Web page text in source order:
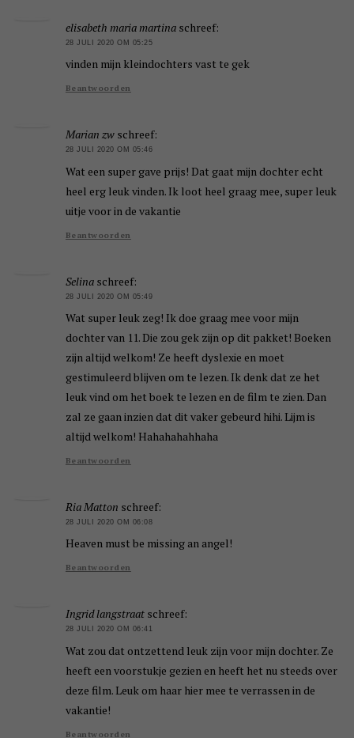
elisabeth maria martina schreef:
28 JULI 2020 OM 05:25
vinden mijn kleindochters vast te gek
Beantwoorden
Marian zw schreef:
28 JULI 2020 OM 05:46
Wat een super gave prijs! Dat gaat mijn dochter echt
heel erg leuk vinden. Ik loot heel graag mee, super leuk
uitje voor in de vakantie
Beantwoorden
Selina schreef:
28 JULI 2020 OM 05:49
Wat super leuk zeg! Ik doe graag mee voor mijn
dochter van 11. Die zou gek zijn op dit pakket! Boeken
zijn altijd welkom! Ze heeft dyslexie en moet
gestimuleerd blijven om te lezen. Ik denk dat ze het
leuk vind om het boek te lezen en de film te zien. Dan
zal ze gaan inzien dat dit vaker gebeurd hihi. Lijm is
altijd welkom! Hahahahahhaha
Beantwoorden
Ria Matton schreef:
28 JULI 2020 OM 06:08
Heaven must be missing an angel!
Beantwoorden
Ingrid langstraat schreef:
28 JULI 2020 OM 06:41
Wat zou dat ontzettend leuk zijn voor mijn dochter. Ze
heeft een voorstukje gezien en heeft het nu steeds over
deze film. Leuk om haar hier mee te verrassen in de
vakantie!
Beantwoorden